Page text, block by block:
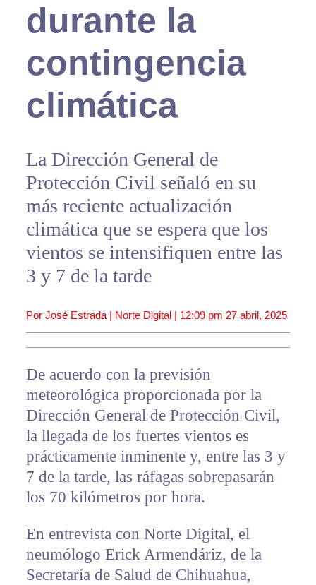
durante la
contingencia
climática
La Dirección General de
Protección Civil señaló en su
más reciente actualización
climática que se espera que los
vientos se intensifiquen entre las
3 y 7 de la tarde
Por José Estrada | Norte Digital | 12:09 pm 27 abril, 2025
De acuerdo con la previsión
meteorológica proporcionada por la
Dirección General de Protección Civil,
la llegada de los fuertes vientos es
prácticamente inminente y, entre las 3 y
7 de la tarde, las ráfagas sobrepasarán
los 70 kilómetros por hora.
En entrevista con Norte Digital, el
neumólogo Erick Armendáriz, de la
Secretaría de Salud de Chihuahua,